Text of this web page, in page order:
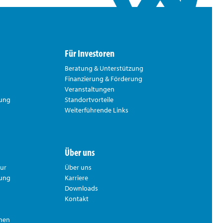
Für Investoren
Beratung & Unterstützung
Finanzierung & Förderung
Veranstaltungen
Standortvorteile
Weiterführende Links
Über uns
Über uns
Karriere
Downloads
Kontakt